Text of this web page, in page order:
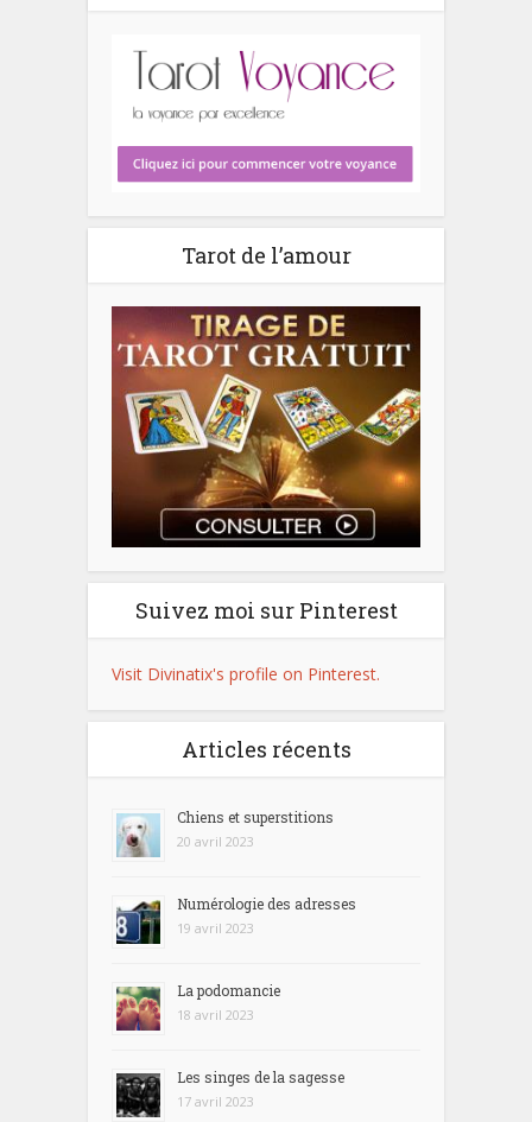
Tarot de l’amour
Suivez moi sur Pinterest
Visit Divinatix's profile on Pinterest.
Articles récents
Chiens et superstitions
20 avril 2023
Numérologie des adresses
19 avril 2023
La podomancie
18 avril 2023
Les singes de la sagesse
17 avril 2023